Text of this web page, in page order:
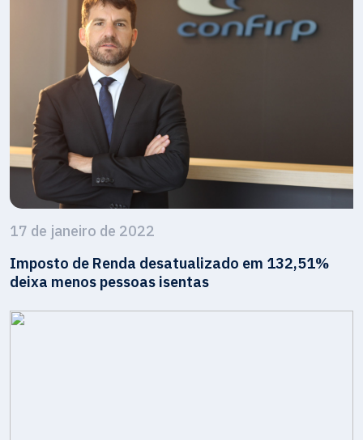
17 de janeiro de 2022
Imposto de Renda desatualizado em 132,51%
deixa menos pessoas isentas